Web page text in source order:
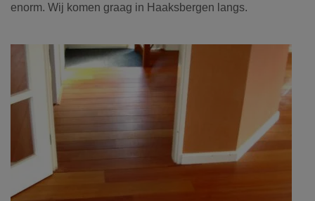
enorm. Wij komen graag in Haaksbergen langs.